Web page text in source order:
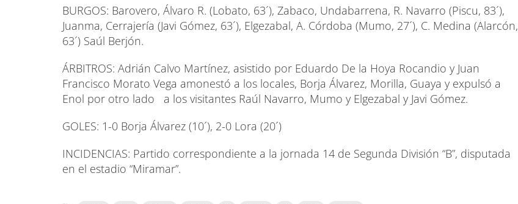
BURGOS: Barovero, Álvaro R. (Lobato, 63´), Zabaco, Undabarrena, R. Navarro (Piscu, 83´),
Juanma, Cerrajería (Javi Gómez, 63´), Elgezabal, A. Córdoba (Mumo, 27´), C. Medina (Alarcón,
63´) Saúl Berjón.
ÁRBITROS: Adrián Calvo Martínez, asistido por Eduardo De la Hoya Rocandio y Juan
Francisco Morato Vega amonestó a los locales, Borja Álvarez, Morilla, Guaya y expulsó a
Enol por otro lado a los visitantes Raúl Navarro, Mumo y Elgezabal y Javi Gómez.
GOLES: 1-0 Borja Álvarez (10´), 2-0 Lora (20´)
INCIDENCIAS: Partido correspondiente a la jornada 14 de Segunda División “B”, disputada
en el estadio “Miramar”.